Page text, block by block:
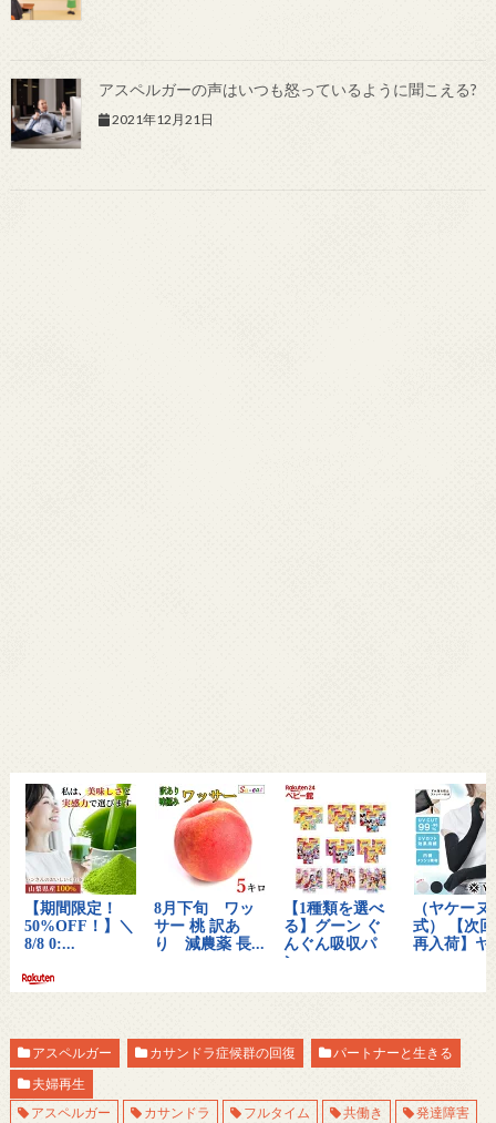
アスペルガーの声はいつも怒っているように聞こえる?
2021年12月21日
アスペルガー カサンドラ症候群の回復
パートナーと生きる
夫婦再生
アスペルガー
カサンドラ フルタイム 共働き 発達障害